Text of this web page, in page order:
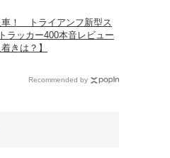
車！ トライアンフ新型ス
ラッカー400本音レビュー
きは？】
Recommended by